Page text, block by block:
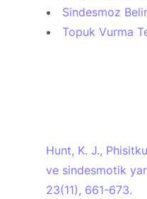
Sindesmoz
Topuk Vurma
Hunt, K. J.,
ve sindesmotik
23(11), 661-673.